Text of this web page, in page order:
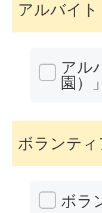
アルバイト
アル
園）
ボランティ
ボラ